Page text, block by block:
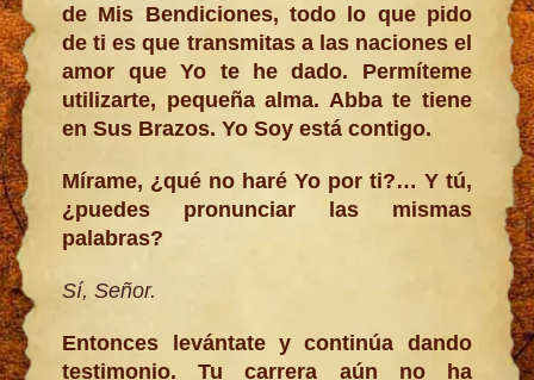
de Mis Bendiciones, todo lo que pido
de ti es que transmitas a las naciones el
amor que Yo te he dado. Permíteme
utilizarte, pequeña alma. Abba te tiene
en Sus Brazos. Yo Soy está contigo.
Mírame, ¿qué no haré Yo por ti?… Y tú,
¿puedes pronunciar las mismas
palabras?
Sí, Señor.
Entonces levántate y continúa dando
testimonio. Tu carrera aún no ha